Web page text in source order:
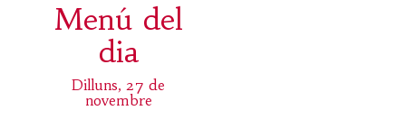
Menú del
dia
Dilluns, 27 de
novembre